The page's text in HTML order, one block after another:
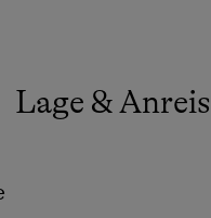
Lage &